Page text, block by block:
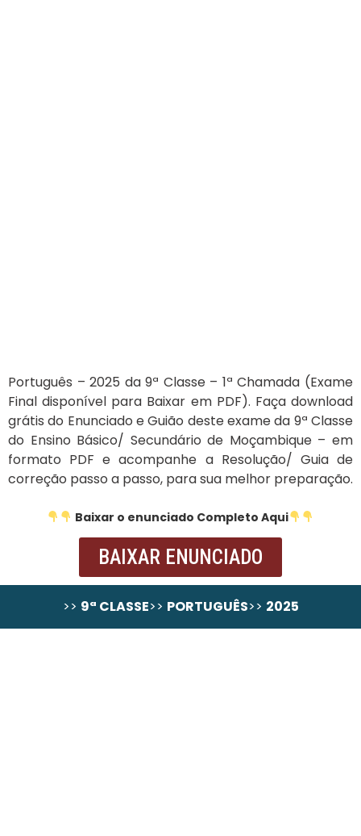
Português – 2025 da 9ª Classe – 1ª Chamada (Exame
Final disponível para Baixar em PDF). Faça download
grátis do Enunciado e Guião deste exame da 9ª Classe
do Ensino Básico/ Secundário de Moçambique – em
formato PDF e acompanhe a Resolução/ Guia de
correção passo a passo, para sua melhor preparação.
Baixar o enunciado Completo Aqui
BAIXAR ENUNCIADO
>> 9ª CLASSE>> PORTUGUÊS>> 2025